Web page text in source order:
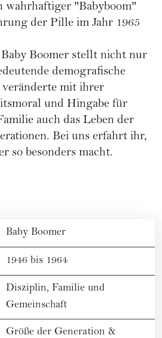
wahrhaftiger "Babyboom"
der Pille im Jahr 1965
Boomer stellt nicht nur
demografische
veränderte mit ihrer
und Hingabe für
auch das Leben der
Bei uns erfahrt ihr,
so besonders macht.
Baby Boomer
1946 bis 1964
Disziplin, Familie und
Gemeinschaft
Größe der Generation &